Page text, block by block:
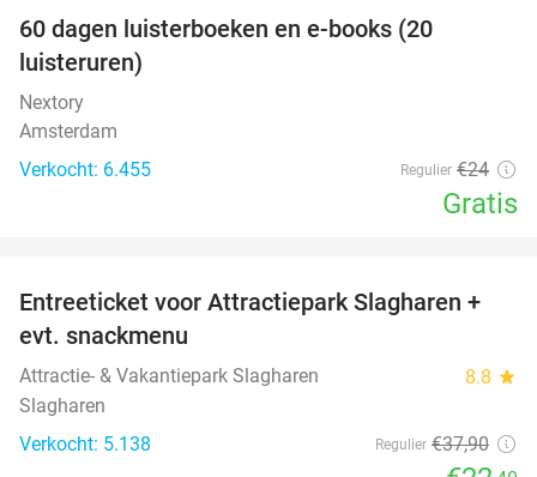
60 dagen luisterboeken en e-books (20
luisteruren)
Nextory
Amsterdam
Verkocht: 6.455
Regulier €24
Gratis
41%
Entreeticket voor Attractiepark Slagharen +
evt. snackmenu
Attractie- & Vakantiepark Slagharen 8.8 star
Slagharen
Verkocht: 5.138
Regulier €37,90